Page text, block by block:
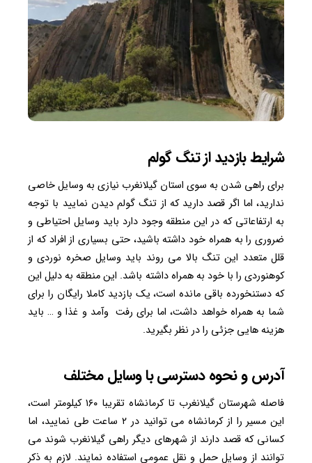
شرایط بازدید از تنگ گولم
برای راهی شدن به سوی استان گیلانغرب نیازی به وسایل خاصی
ندارید، اما اگر قصد دارید که از تنگ گولم دیدن نمایید با توجه
به ارتفاعاتی که در این منطقه وجود دارد باید وسایل احتیاطی و
ضروری را به ‌همراه خود داشته باشید، حتی بسیاری از افراد که از
قلل متعدد این تنگ بالا می ‌روند باید وسایل صخره ‌نوردی و
کوهنوردی را با خود به‌ همراه داشته باشد. این منطقه به دلیل این‌
که دستنخورده باقی ‌مانده است، یک بازدید کاملا رایگان را برای
شما به‌ همراه خواهد داشت، اما برای رفت ‌ وآمد و غذا و … باید
هزینه‌ هایی جزئی را در نظر بگیرید.
آدرس و نحوه دسترسی با وسایل مختلف
فاصله شهرستان گیلانغرب تا کرمانشاه تقریبا ۱۶۰ کیلومتر است،
این مسیر را از کرمانشاه می ‌توانید در ۲ ساعت طی نمایید، اما
کسانی که قصد دارند از شهرهای دیگر راهی گیلانغرب شوند می‌
توانند از وسایل حمل‌ و نقل عمومی استفاده نمایند. لازم به ذکر